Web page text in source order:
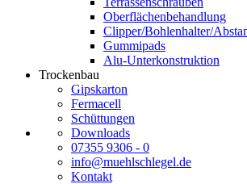
Oberflächenbehandlung
Clipper/Bohlenhalter/
Gummipads
Alu-Unterkonstruktion
Trockenbau
Gipskarton
Fermacell
Schüttungen
Downloads
07355 9306 - 0
info@muehlschlegel.de
Kontakt